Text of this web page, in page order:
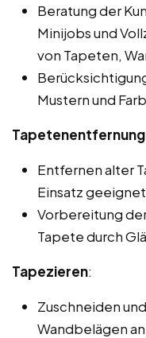
Beratung der
Minijobs und
von Tapeten,
Mustern und
Tapetenentfernung
Entfernen alter
Einsatz
Vorbereitung
Tapete durch
Tapezieren:
Zuschneiden
Wandbelägen